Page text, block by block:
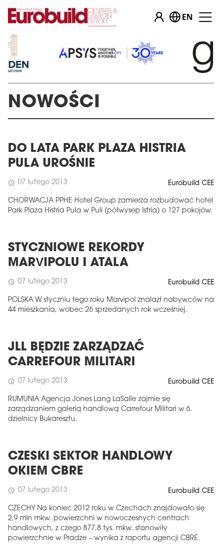
EN
NOWOŚCI
DO LATA PARK PLAZA HISTRIA
PULA UROŚNIE
schedule 07 lutego 2013 Eurobuild CEE
CHORWACJA PPHE Hotel Group zamierza rozbudować hotel
Park Plaza Histria Pula w Puli (półwysep Istria) o 127 pokojów.
STYCZNIOWE REKORDY
MARVIPOLU I ATALA
schedule 07 lutego 2013 Eurobuild CEE
POLSKA W styczniu tego roku Marvipol znalazł nabywców na
44 mieszkania, wobec 26 sprzedanych rok wcześniej.
JLL BĘDZIE ZARZĄDZAĆ
CARREFOUR MILITARI
schedule 07 lutego 2013 Eurobuild CEE
RUMUNIA Agencja Jones Lang LaSalle zajmie się
zarządzaniem galerią handlową Carrefour Militari w 6.
dzielnicy Bukaresztu.
CZESKI SEKTOR HANDLOWY
OKIEM CBRE
schedule 07 lutego 2013 Eurobuild CEE
CZECHY Na koniec 2012 roku w Czechach znajdowało się
2,9 mln mkw. powierzchni w nowoczesnych centrach
handlowych, z czego 877,8 tys. mkw. stanowiły
powierzchnie w Pradze – wynika z raportu agencji CBRE.